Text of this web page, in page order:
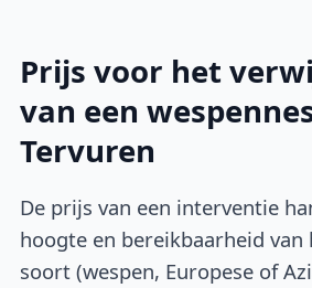
Prijs voor het
van een
Tervuren
De prijs van een interventie
hoogte en bereikbaarheid van
soort (wespen, Europese of